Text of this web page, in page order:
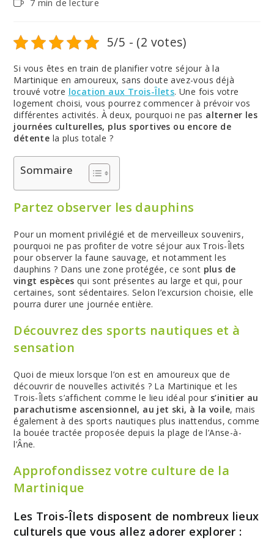
publication :
7 min de lecture
5/5 - (2 votes)
Si vous êtes en train de planifier votre séjour à la
Martinique en amoureux, sans doute avez-vous déjà
trouvé votre location aux Trois-Îlets. Une fois votre
logement choisi, vous pourrez commencer à prévoir vos
différentes activités. À deux, pourquoi ne pas alterner les
journées culturelles, plus sportives ou encore de
détente la plus totale ?
Sommaire
Partez observer les dauphins
Pour un moment privilégié et de merveilleux souvenirs,
pourquoi ne pas profiter de votre séjour aux Trois-Îlets
pour observer la faune sauvage, et notamment les
dauphins ? Dans une zone protégée, ce sont plus de
vingt espèces qui sont présentes au large et qui, pour
certaines, sont sédentaires. Selon l’excursion choisie, elle
pourra durer une journée entière.
Découvrez des sports nautiques et à
sensation
Quoi de mieux lorsque l’on est en amoureux que de
découvrir de nouvelles activités ? La Martinique et les
Trois-Îlets s’affichent comme le lieu idéal pour s’initier au
parachutisme ascensionnel, au jet ski, à la voile, mais
également à des sports nautiques plus inattendus, comme
la bouée tractée proposée depuis la plage de l’Anse-à-
l’Âne.
Approfondissez votre culture de la
Martinique
Les Trois-Îlets disposent de nombreux lieux
culturels que vous allez adorer explorer :